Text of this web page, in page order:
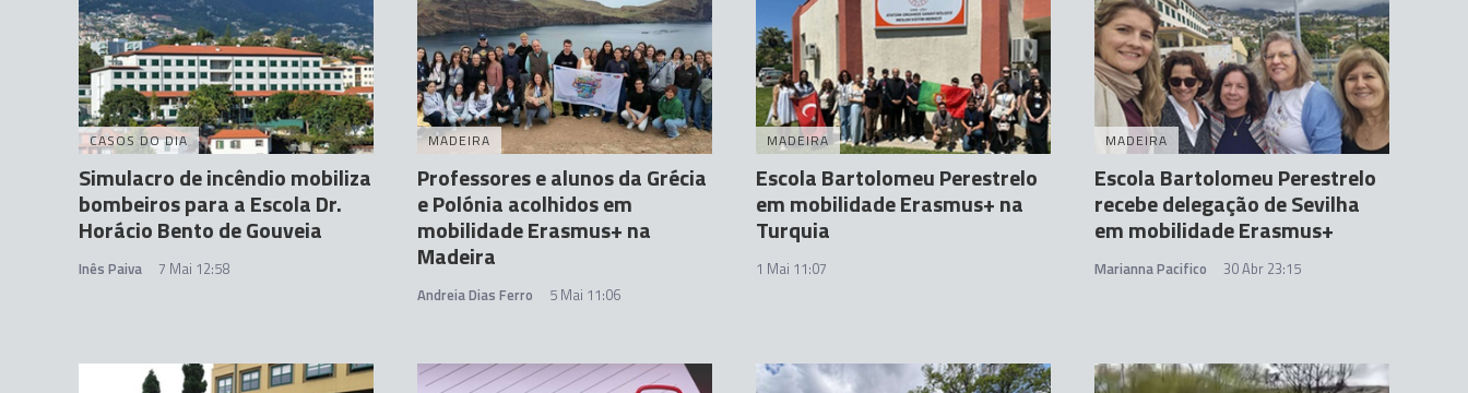
CASOS DO DIA
Simulacro de incêndio mobiliza
bombeiros para a Escola Dr.
Horácio Bento de Gouveia
Inês Paiva 7 Mai 12:58
MADEIRA
Professores e alunos da Grécia
e Polónia acolhidos em
mobilidade Erasmus+ na
Madeira
Andreia Dias Ferro 5 Mai 11:06
MADEIRA
Escola Bartolomeu Perestrelo
em mobilidade Erasmus+ na
Turquia
1 Mai 11:07
MADEIRA
Escola Bartolomeu Perestrelo
recebe delegação de Sevilha
em mobilidade Erasmus+
Marianna Pacifico 30 Abr 23:15